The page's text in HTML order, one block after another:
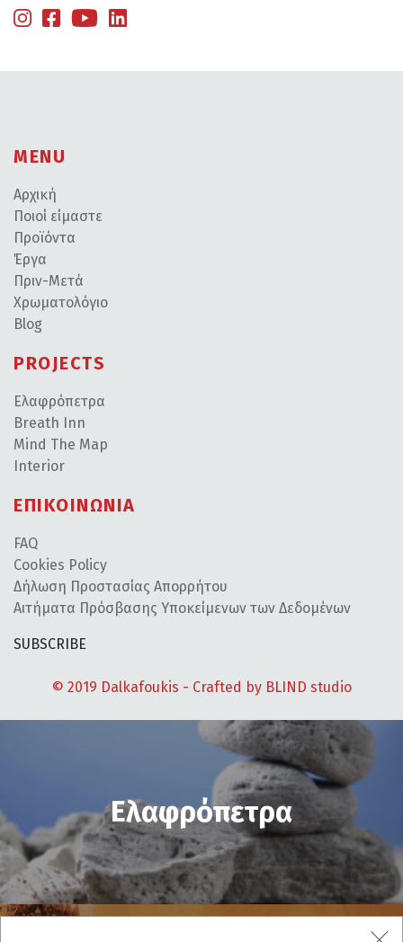
MENU
Αρχική
Ποιοί είμαστε
Προϊόντα
Έργα
Πριν-Μετά
Χρωματολόγιο
Blog
PROJECTS
Ελαφρόπετρα
Breath Inn
Mind The Map
Interior
ΕΠΙΚΟΙΝΩΝΙΑ
FAQ
Cookies Policy
Δήλωση Προστασίας Απορρήτου
Αιτήματα Πρόσβασης Υποκείμενων των Δεδομένων
SUBSCRIBE
© 2019 Dalkafoukis - Crafted by BLIND studio
Ελαφρόπετρα